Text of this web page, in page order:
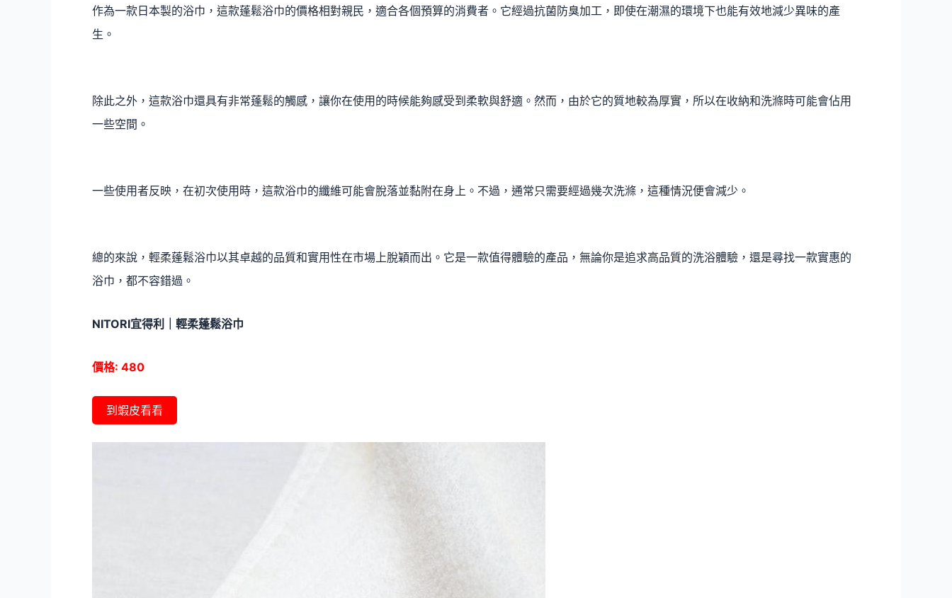
作為一款日本製的浴巾，這款蓬鬆浴巾的價格相對親民，適合各個預算的消費者。它經過抗菌防臭加工，即使在潮濕的環境下也能有效地減少異味的產
生。
除此之外，這款浴巾還具有非常蓬鬆的觸感，讓你在使用的時候能夠感受到柔軟與舒適。然而，由於它的質地較為厚實，所以在收納和洗滌時可能會佔用
一些空間。
一些使用者反映，在初次使用時，這款浴巾的纖維可能會脫落並黏附在身上。不過，通常只需要經過幾次洗滌，這種情況便會減少。
總的來說，輕柔蓬鬆浴巾以其卓越的品質和實用性在市場上脫穎而出。它是一款值得體驗的產品，無論你是追求高品質的洗浴體驗，還是尋找一款實惠的
浴巾，都不容錯過。
NITORI宜得利｜輕柔蓬鬆浴巾
價格: 480
到蝦皮看看